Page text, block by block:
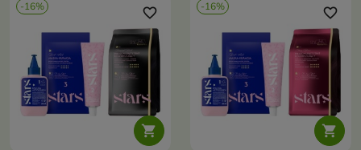
-16%

favorite_border -16%

favorite_border